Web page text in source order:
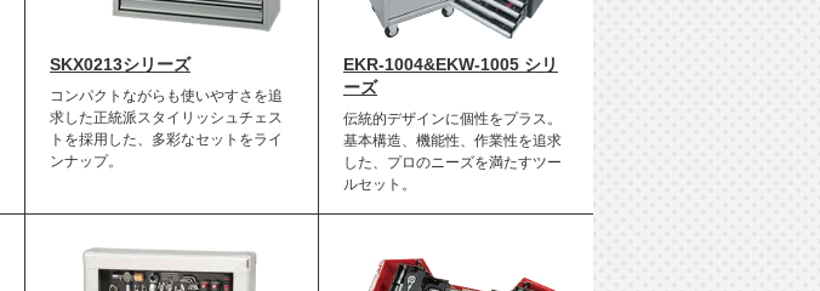
SKX0213シリーズ
コンパクトながらも使いやすさを追
求した正統派スタイリッシュチェス
トを採用した、多彩なセットをライ
ンナップ。
EKR-1004&EKW-1005 シリ
ーズ
伝統的デザインに個性をプラス。
基本構造、機能性、作業性を追求
した、プロのニーズを満たすツー
ルセット。